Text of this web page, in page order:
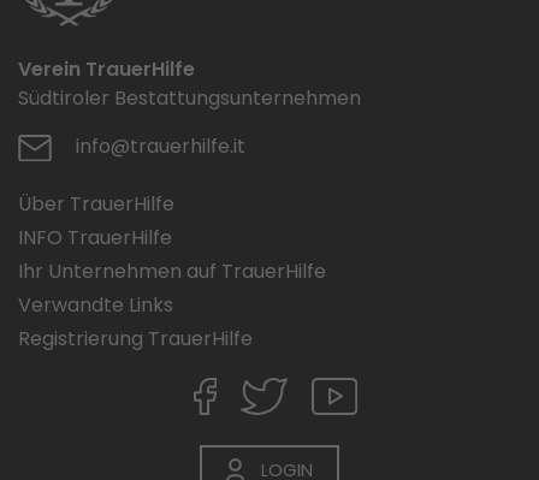
Verein TrauerHilfe
Südtiroler Bestattungsunternehmen
info@trauerhilfe.it
Über TrauerHilfe
INFO TrauerHilfe
Ihr Unternehmen auf TrauerHilfe
Verwandte Links
Registrierung TrauerHilfe
LOGIN